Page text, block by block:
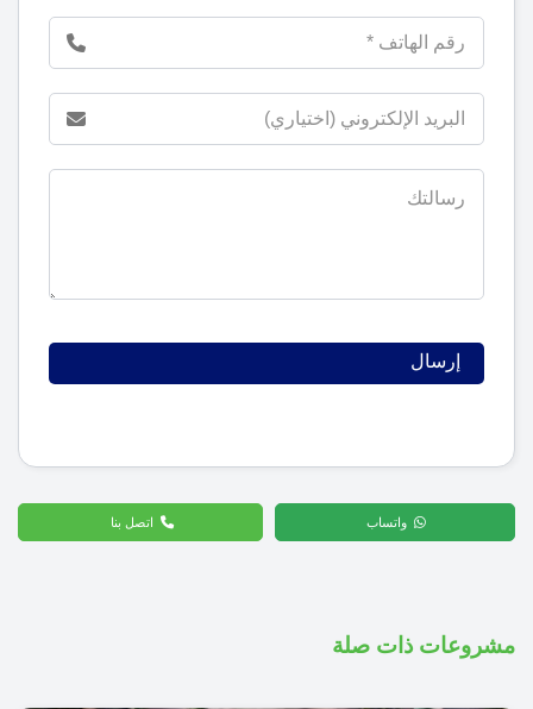
واتساب اتصل بنا
مشروعات ذات صلة